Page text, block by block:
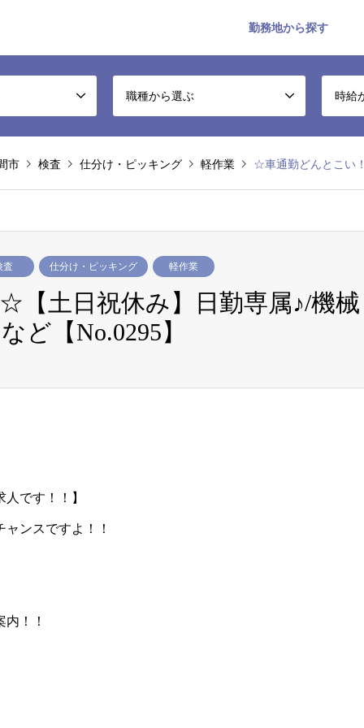
勤務地から探す
職種から選ぶ 時給
市 検査 仕分け・ピッキング 軽作業 ☆車通勤どんとこい！！☆
査 仕分け・ピッキング 軽作業
土日祝休み】日勤専属♪/機械
ど【No.0295】
です！！】
ンスですよ！！
！！